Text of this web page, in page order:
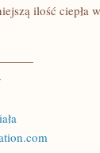
ilość ciepła